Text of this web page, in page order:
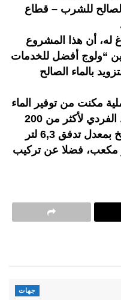
الصالح للشرب – قطاع
له، أن هذا المشروع
“ولوج أفضل للخدمات
بالماء الصالح
مكنت من توفير الماء
الصالح للشرب عن طريق الربط الفردي لأكثر من 200
أسرة، من خلال إنشاء محطة ضخ بمعدل تدفق 6,3 لتر
وخزان سعته 200 متر مكعب، فضلا عن تركيب
جهات